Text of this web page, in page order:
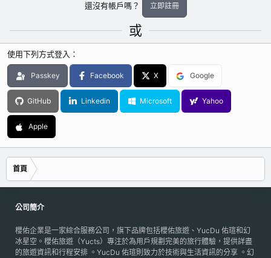
還沒有帳戶嗎？ 立即註冊
或
使用下列方式登入
Passkey Facebook X Google
GitHub Linkedin Microsoft Yahoo
Apple
首頁
公司簡介
櫻佑企業是一家綜合服務公司，旗下品牌包括櫻佑旅遊、YucDu 佑瑄和幻
冰星空。櫻佑旅遊（Yucts）專注於為用戶規劃完美的旅行體驗，提供詳盡
的旅遊資訊和行程安排 。YucDu 佑瑄則致力於技術與生活資訊的分享 。幻